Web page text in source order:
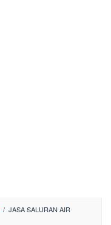
/ JASA SALURAN AIR